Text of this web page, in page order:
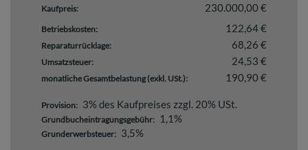
Kaufpreis: 230.000,00 €
Betriebskosten: 122,64 €
Reparaturrücklage: 68,26 €
Umsatzsteuer: 24,53 €
monatliche Gesamtbelastung (exkl. USt.): 190,90 €
Provision: 3% des Kaufpreises zzgl. 20% USt.
Grundbucheintragungsgebühr: 1,1%
Grunderwerbsteuer: 3,5%